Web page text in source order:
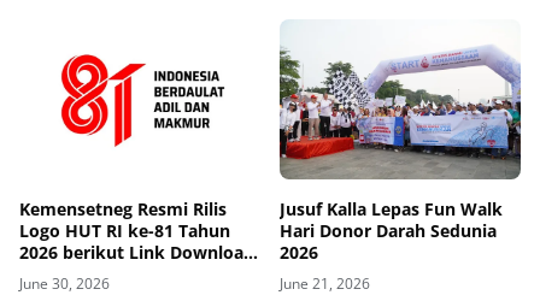
Kemensetneg Resmi Rilis
Logo HUT RI ke-81 Tahun
2026 berikut Link Download
dan Aturan Pakai
June 30, 2026
Jusuf Kalla Lepas Fun Walk
Hari Donor Darah Sedunia
2026
June 21, 2026